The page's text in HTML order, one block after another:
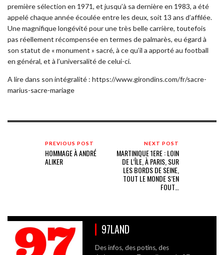
première sélection en 1971, et jusqu’à sa dernière en 1983, a été
appelé chaque année écoulée entre les deux, soit 13 ans d’affilée.
Une magnifique longévité pour une très belle carrière, toutefois
pas réellement récompensée en termes de palmarès, eu égard à
son statut de « monument » sacré, à ce qu’il a apporté au football
en général, et à l’universalité de celui-ci.
A lire dans son intégralité : https://www.girondins.com/fr/sacre-
marius-sacre-mariage
PREVIOUS POST
HOMMAGE À ANDRÉ
ALIKER
NEXT POST
MARTINIQUE 1ERE : LOIN
DE L’ÎLE, À PARIS, SUR
LES BORDS DE SEINE,
TOUT LE MONDE S’EN
FOUT…
97LAND
Des infos, des potins, des